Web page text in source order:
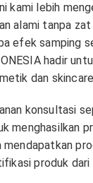
kami lebih
alami tanpa
efek samping
hadir
dan
konsultasi
menghasilkan
mendapatkan
produk dari